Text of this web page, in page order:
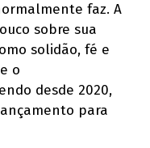
faz. A
sobre sua
solidão, fé e
o
desde 2020,
para